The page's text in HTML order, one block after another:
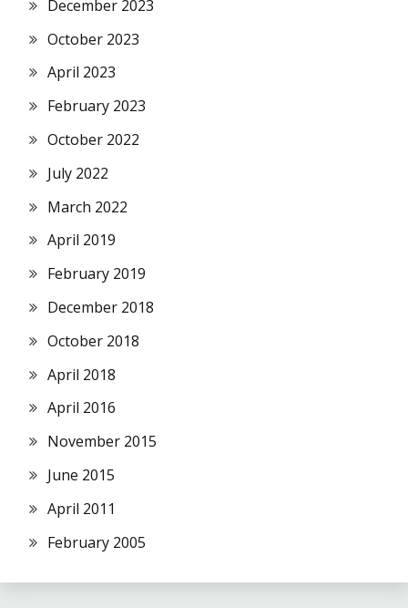
December 2023
October 2023
April 2023
February 2023
October 2022
July 2022
March 2022
April 2019
February 2019
December 2018
October 2018
April 2018
April 2016
November 2015
June 2015
April 2011
February 2005